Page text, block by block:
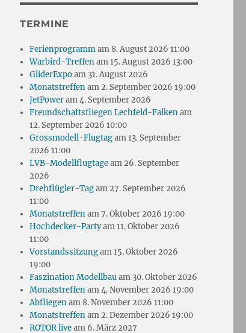
TERMINE
Ferienprogrammam 8. August 2026 11:00
Warbird-Treffenam 15. August 2026 13:00
GliderExpoam 31. August 2026
Monatstreffenam 2. September 2026 19:00
JetPoweram 4. September 2026
Freundschaftsfliegen Lechfeld-Falkenam
12. September 2026 10:00
Grossmodell-Flugtagam 13. September
2026 11:00
LVB-Modellflugtageam 26. September
2026
Drehflügler-Tagam 27. September 2026
11:00
Monatstreffenam 7. Oktober 2026 19:00
Hochdecker-Partyam 11. Oktober 2026
11:00
Vorstandssitzungam 15. Oktober 2026
19:00
Faszination Modellbauam 30. Oktober 2026
Monatstreffenam 4. November 2026 19:00
Abfliegenam 8. November 2026 11:00
Monatstreffenam 2. Dezember 2026 19:00
ROTOR liveam 6. März 2027